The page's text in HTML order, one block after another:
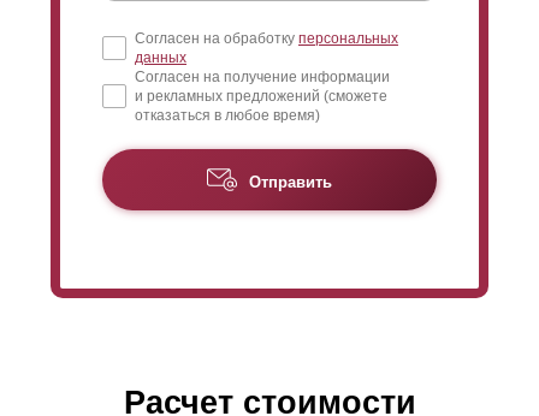
Согласен на обработку персональных
данных
Согласен на получение информации
и рекламных предложений (сможете
отказаться в любое время)
Отправить
Расчет стоимости